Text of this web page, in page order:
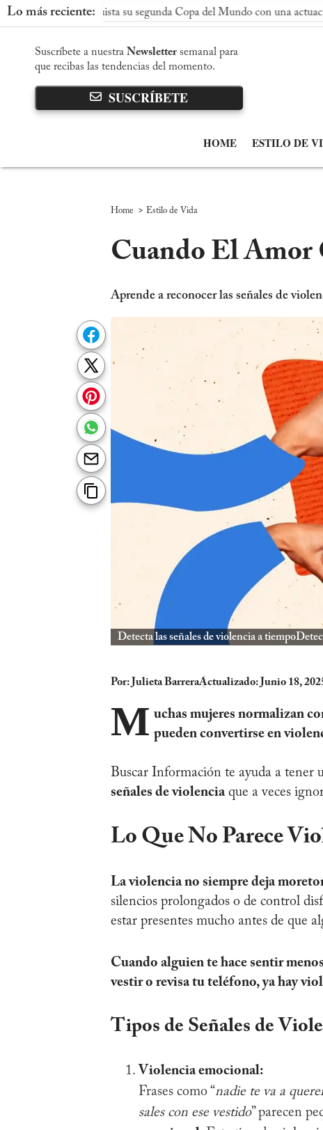
Lo más reciente:
conquista su segunda Copa del Mundo con una actuación
Suscríbete a nuestra Newsletter semanal para
que recibas las tendencias del momento.
SUSCRÍBETE
HOME ESTILO DE
Home > Estilo de Vida
Cuando El Amor
Aprende a reconocer las señales de
Detecta las señales de violencia a
Por: Julieta BarreraActualizado: Junio 18,
M uchas mujeres normalizan
pueden convertirse en
Buscar Información te ayuda a tener
señales de violenciaque a veces
Lo Que No Parece
La violencia no siempre deja
silencios prolongados o de control
estar presentes mucho antes de que
Cuando alguien te hace sentir
vestir o revisa tu teléfono, ya hay
Tipos de Señales de
Violencia emocional:
Frases como “nadie te va a
sales con ese vestido” parecen